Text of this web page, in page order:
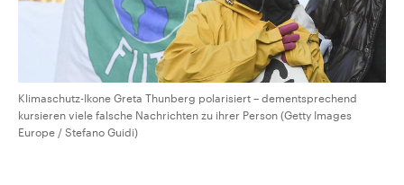
Klimaschutz-Ikone Greta Thunberg polarisiert – dementsprechend
kursieren viele falsche Nachrichten zu ihrer Person (Getty Images
Europe / Stefano Guidi)